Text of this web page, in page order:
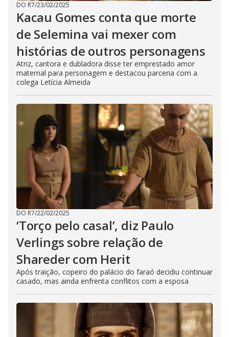
DO R7/23/02/2025
Kacau Gomes conta que morte
de Selemina vai mexer com
histórias de outros personagens
Atriz, cantora e dubladora disse ter emprestado amor
maternal para personagem e destacou parceria com a
colega Letícia Almeida
DO R7/22/02/2025
‘Torço pelo casal’, diz Paulo
Verlings sobre relação de
Shareder com Herit
Após traição, copeiro do palácio do faraó decidiu continuar
casado, mas ainda enfrenta conflitos com a esposa